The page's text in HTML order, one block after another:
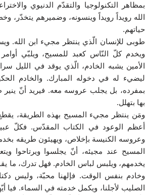
بمظاهر التكنولوجيا والتقدّم الدنيوي
الله رويداً رويداً وينسونه، وضميرهم يتخدّر،
حياتهم.
طوبى للإنسان الّذي ينتظر مجيء ابن الله.
ويخدم كلّ النّاس كعبد للمسيح، ويلبّي
الأمين يشبه الخادم، الّذي يوقد في الليل
ليضيء له في دخوله المبارك. والخادم
بمفرده، بل يجلب عروسه معه. فيريد أنّ ينير
بها بتهلل.
ومَن ينتظر مجيء المسيح بهذه الطريقة،
أعظم الوعود في الكتاب المقدّس. فكلّ
وعروسه الكنيسة بإخلاص، ويهيئون طريقه
المسيح عند مجيئه، أنّ يجلسوا ويرتاحوا
يخدمهم، ويلبس لباس الخادم. فهل تدرك، ما
وخادم بنفس الوقت. فإلهنا محبّة، وليس
الصليب لأجلنا، ويكمل خدمته في السماء. فيا